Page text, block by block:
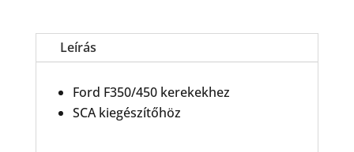
mennyiség
Leírás
Ford F350/450 kerekekhez
SCA kiegészítőhöz